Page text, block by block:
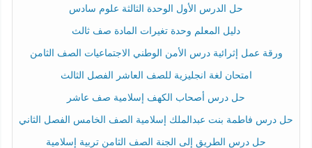
حل الدرس الأول الوحدة الثالثة علوم سادس
دليل المعلم وحدة تغيرات المادة صف ثالث
ورقة عمل إثرائية درس الأمن الوطني الاجتماعيات الصف الثامن
امتحان لغة انجليزية للصف العاشر الفصل الثالث
حل درس أصحاب الكهف إسلامية صف عاشر
حل درس فاطمة بنت عبدالملك إسلامية الصف الخامس الفصل الثاني
حل درس الطريق إلى الجنة الصف الثامن تربية إسلامية